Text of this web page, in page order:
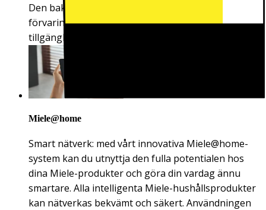
Den bakre delen fungerar fortfarande som
förvaringsplats. På detta sätt utnyttjar du allt
tillgängligt utrymme optimalt.
Miele@home
Smart nätverk: med vårt innovativa Miele@home-
system kan du utnyttja den fulla potentialen hos
dina Miele-produkter och göra din vardag ännu
smartare. Alla intelligenta Miele-hushållsprodukter
kan nätverkas bekvämt och säkert. Användningen